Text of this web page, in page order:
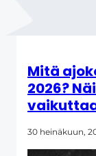
Mitä
2026?
30 heinäkuun,